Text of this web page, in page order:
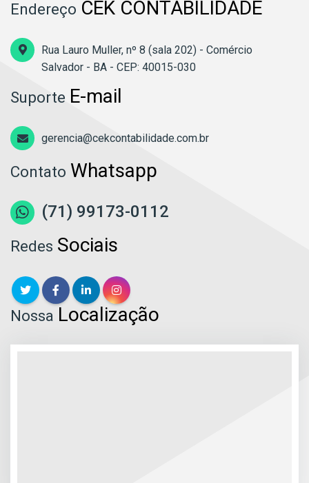
Endereço CEK CONTABILIDADE
Rua Lauro Muller, nº 8 (sala 202) - Comércio
Salvador - BA - CEP: 40015-030
Suporte E-mail
gerencia@cekcontabilidade.com.br
Contato Whatsapp
(71) 99173-0112
Redes Sociais
Nossa Localização